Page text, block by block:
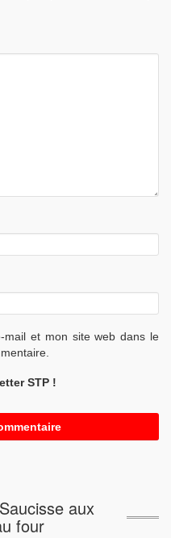
mail et mon site web dans le
STP !
aux
four